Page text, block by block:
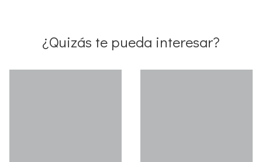
¿Quizás te pueda interesar?